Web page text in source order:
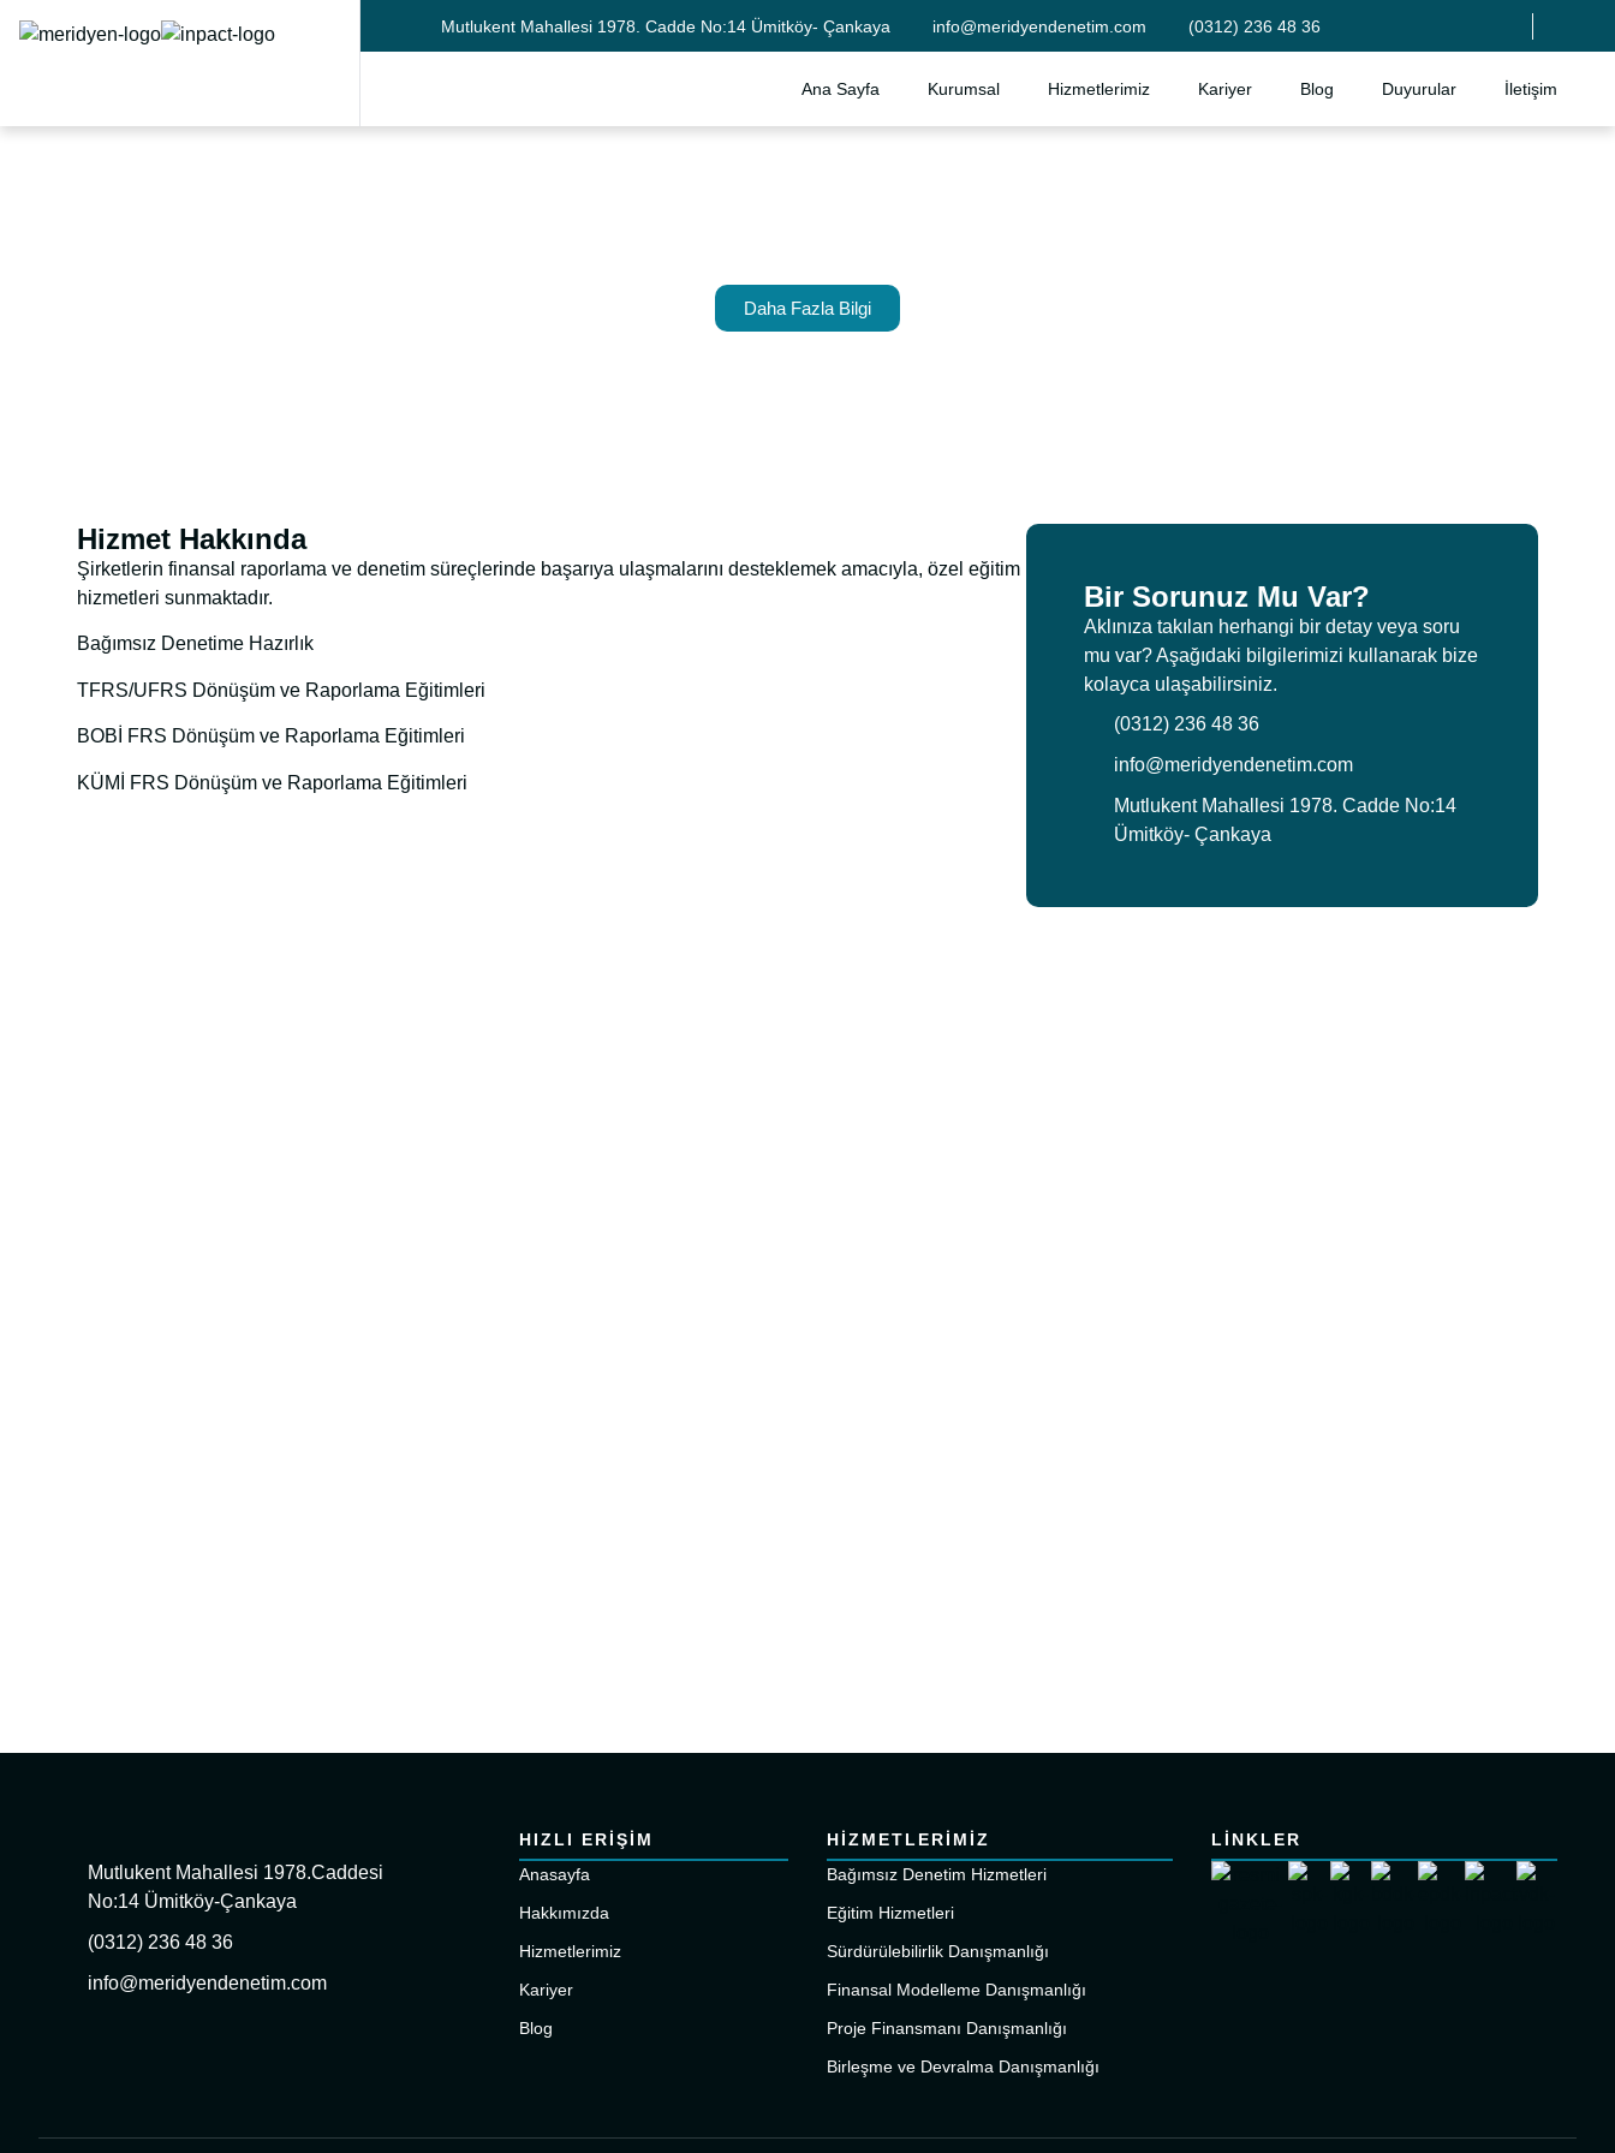
Mutlukent Mahallesi 1978. Cadde No:14 Ümitköy- Çankaya info@meridyendenetim.com (0312) 236 48 36
Ana Sayfa Kurumsal Hizmetlerimiz Kariyer Blog Duyurular İletişim
Daha Fazla Bilgi
Hizmet Hakkında
Şirketlerin finansal raporlama ve denetim süreçlerinde başarıya ulaşmalarını desteklemek amacıyla, özel eğitim
hizmetleri sunmaktadır.
Bağımsız Denetime Hazırlık
TFRS/UFRS Dönüşüm ve Raporlama Eğitimleri
BOBİ FRS Dönüşüm ve Raporlama Eğitimleri
KÜMİ FRS Dönüşüm ve Raporlama Eğitimleri
Bir Sorunuz Mu Var?
Aklınıza takılan herhangi bir detay veya soru
mu var? Aşağıdaki bilgilerimizi kullanarak bize
kolayca ulaşabilirsiniz.
(0312) 236 48 36
info@meridyendenetim.com
Mutlukent Mahallesi 1978. Cadde No:14
Ümitköy- Çankaya
Mutlukent Mahallesi 1978.Caddesi
No:14 Ümitköy-Çankaya
(0312) 236 48 36
info@meridyendenetim.com
HIZLI ERİŞİM
Anasayfa
Hakkımızda
Hizmetlerimiz
Kariyer
Blog
HİZMETLERİMİZ
Bağımsız Denetim Hizmetleri
Eğitim Hizmetleri
Sürdürülebilirlik Danışmanlığı
Finansal Modelleme Danışmanlığı
Proje Finansmanı Danışmanlığı
Birleşme ve Devralma Danışmanlığı
LİNKLER